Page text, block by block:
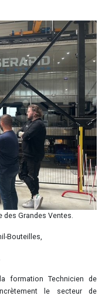
des Grandes Ventes.
Bouteilles,
formation Technicien de
le secteur de